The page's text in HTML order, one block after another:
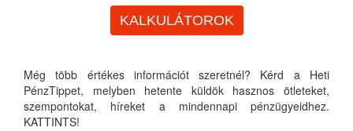
KALKULÁTOROK
Még több értékes információt szeretnél? Kérd a Heti
PénzTippet, melyben hetente küldök hasznos ötleteket,
szempontokat, híreket a mindennapi pénzügyeidhez.
KATTINTS!